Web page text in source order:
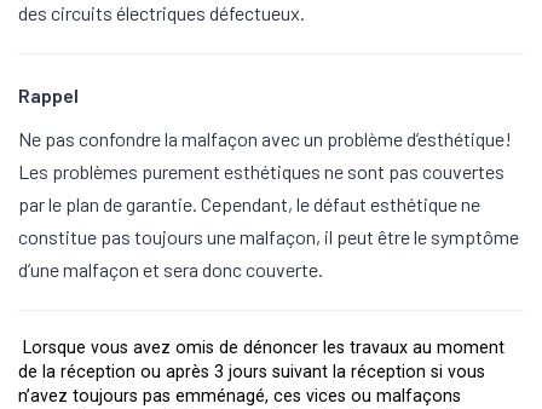
des circuits électriques défectueux.
Rappel
Ne pas confondre la malfaçon avec un problème d’esthétique!
Les problèmes purement esthétiques ne sont pas couvertes
par le plan de garantie. Cependant, le défaut esthétique ne
constitue pas toujours une malfaçon, il peut être le symptôme
d’une malfaçon et sera donc couverte.
Lorsque vous avez omis de dénoncer les travaux au moment
de la réception ou après 3 jours suivant la réception si vous
n’avez toujours pas emménagé, ces vices ou malfaçons